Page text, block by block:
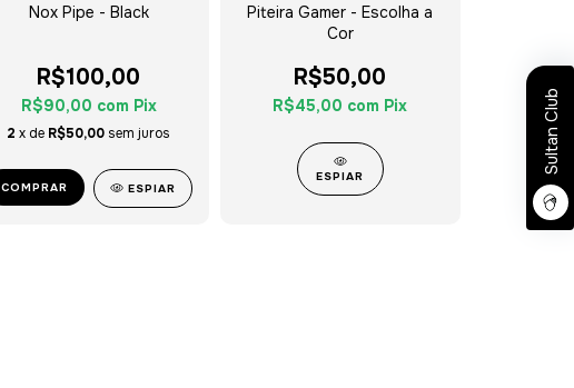
Nox Pipe - Black
R$100,00
R$90,00 com Pix
2 x de R$50,00 sem juros
COMPRAR ESPIAR
Piteira Gamer - Escolha a
Cor
R$50,00
R$45,00 com Pix
ESPIAR
Sultan Club